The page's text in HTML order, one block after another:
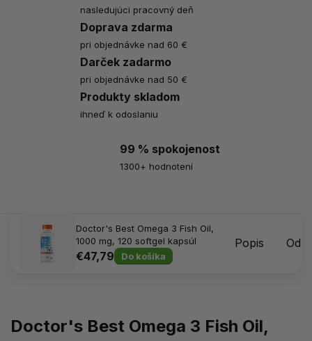
nasledujúci pracovný deň
Doprava zdarma
pri objednávke nad 60 €
Darček zadarmo
pri objednávke nad 50 €
Produkty skladom
ihneď k odoslaniu
99 % spokojenost
1300+ hodnotení
Doctor's Best Omega 3 Fish Oil,
1000 mg, 120 softgel kapsúl
€47,79 Do košíka
Popis
Doctor's Best Omega 3 Fish Oil,